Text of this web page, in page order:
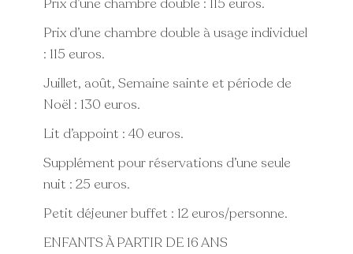
Prix d’une chambre double à usage individuel
: 115 euros.
Juillet, août, Semaine sainte et période de
Noël : 130 euros.
Lit d’appoint : 40 euros.
Supplément pour réservations d’une seule
nuit : 25 euros.
Petit déjeuner buffet : 12 euros/personne.
ENFANTS À PARTIR DE 16 ANS